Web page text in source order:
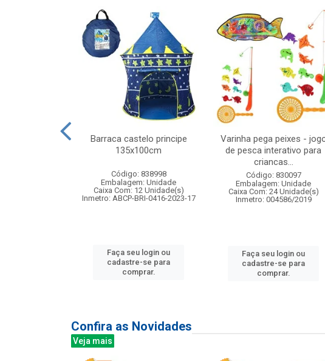
Barraca castelo principe
135x100cm
Código: 838998
Embalagem: Unidade
Caixa Com: 12 Unidade(s)
Inmetro: ABCP-BRI-0416-2023-17
Faça seu login ou
cadastre-se para
comprar.
Varinha pega peixes -
de pesca interativo para
criancas...
Código: 830097
Embalagem: Unidade
Caixa Com: 24 Unidade(s)
Inmetro: 004586/2019
Faça seu login ou
cadastre-se para
comprar.
Confira as Novidades
Veja mais